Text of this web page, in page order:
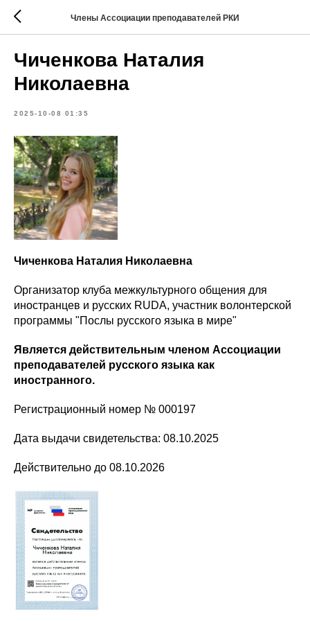
Члены Ассоциации преподавателей РКИ
Чиченкова Наталия
Николаевна
2025-10-08 01:35
Чиченкова Наталия Николаевна
Организатор клуба межкультурного общения для
иностранцев и русских RUDA, участник волонтерской
программы "Послы русского языка в мире"
Является действительным членом Ассоциации
преподавателей русского языка как
иностранного.
Регистрационный номер № 000197
Дата выдачи свидетельства: 08.10.2025
Действительно до 08.10.2026